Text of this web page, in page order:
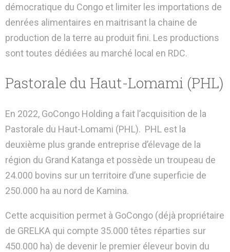
démocratique du Congo et limiter les importations de
denrées alimentaires en maitrisant la chaine de
production de la terre au produit fini. Les productions
sont toutes dédiées au marché local en RDC.
Pastorale du Haut-Lomami (PHL)
En 2022, GoCongo Holding a fait l’acquisition de la
Pastorale du Haut-Lomami (PHL). PHL est la
deuxième plus grande entreprise d’élevage de la
région du Grand Katanga et possède un troupeau de
24.000 bovins sur un territoire d’une superficie de
250.000 ha au nord de Kamina.
Cette acquisition permet à GoCongo (déjà propriétaire
de GRELKA qui compte 35.000 têtes réparties sur
450.000 ha) de devenir le premier éleveur bovin du